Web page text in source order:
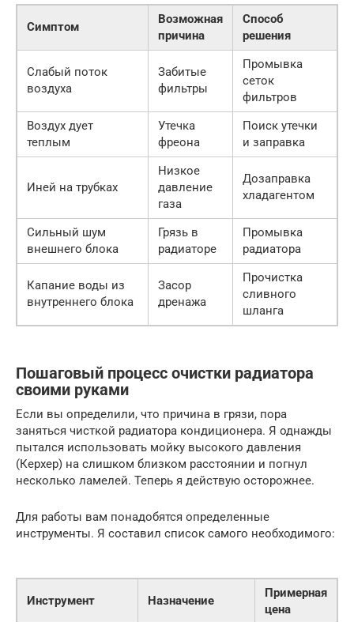
Симптом
Возможная
причина
Способ
решения
Слабый поток
воздуха
Забитые
фильтры
Промывка
сеток
фильтров
Воздух дует
теплым
Утечка
фреона
Поиск утечки
и заправка
Иней на трубках
Низкое
давление
газа
Дозаправка
хладагентом
Сильный шум
внешнего блока
Грязь в
радиаторе
Промывка
радиатора
Капание воды из
внутреннего блока
Засор
дренажа
Прочистка
сливного
шланга
Пошаговый процесс очистки радиатора
своими руками
Если вы определили, что причина в грязи, пора
заняться чисткой радиатора кондиционера. Я однажды
пытался использовать мойку высокого давления
(Керхер) на слишком близком расстоянии и погнул
несколько ламелей. Теперь я действую осторожнее.
Для работы вам понадобятся определенные
инструменты. Я составил список самого необходимого:
Инструмент Назначение
Примерная
цена